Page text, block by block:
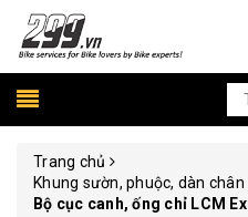
Trang chủ
Khung sườn, phuộc, dàn
Bộ cục canh, ống chỉ LCM